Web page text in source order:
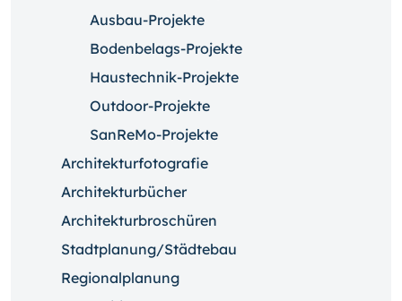
Ausbau-Projekte
Bodenbelags-Projekte
Haustechnik-Projekte
Outdoor-Projekte
SanReMo-Projekte
Architekturfotografie
Architekturbücher
Architekturbroschüren
Stadtplanung/Städtebau
Regionalplanung